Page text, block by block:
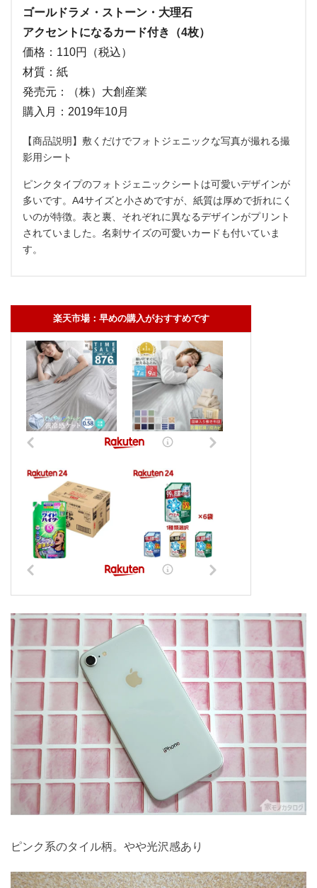
ゴールドラメ・ストーン・大理石
アクセントになるカード付き（4枚）
価格：110円（税込）
材質：紙
発売元：（株）大創産業
購入月：2019年10月
【商品説明】敷くだけでフォトジェニックな写真が撮れる撮
影用シート
ピンクタイプのフォトジェニックシートは可愛いデザインが
多いです。A4サイズと小さめですが、紙質は厚めで折れにく
いのが特徴。表と裏、それぞれに異なるデザインがプリント
されていました。名刺サイズの可愛いカードも付いていま
す。
楽天市場：早めの購入がおすすめです
ピンク系のタイル柄。やや光沢感あり